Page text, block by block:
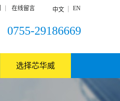
在线留言 中文 EN
0755-29186669
选择芯华威